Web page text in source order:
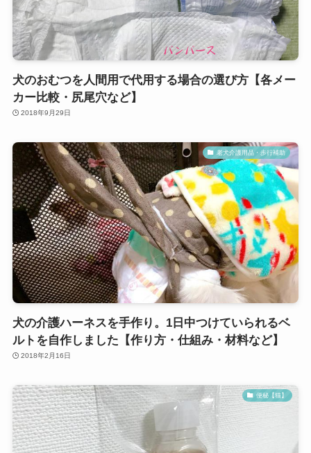
犬のおむつを人間用で代用する場合の選び方【各メー
カー比較・尻尾穴など】
2018年9月29日
老犬介護用品・歩行補助
犬の介護ハーネスを手作り。1日中つけていられるベ
ルトを自作しました【作り方・仕組み・材料など】
2018年2月16日
便秘【猫】